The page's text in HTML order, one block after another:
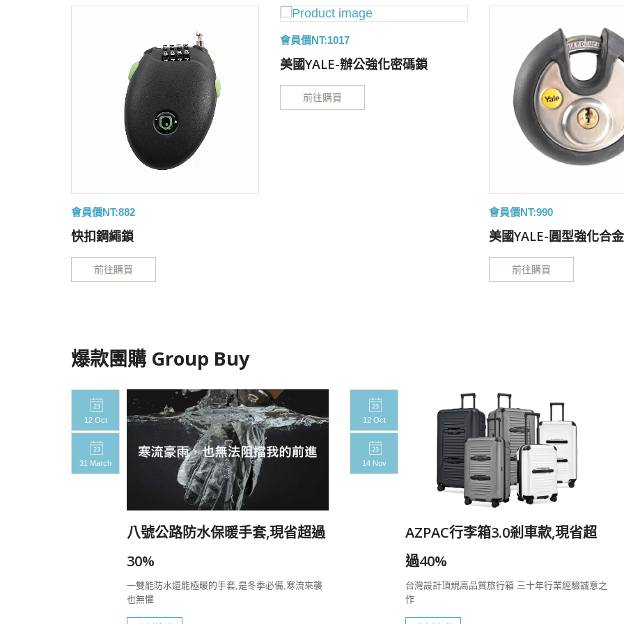
會員價NT:882
快扣鋼繩鎖
前往購買
會員價NT:1017
美國YALE-辦公強化密碼鎖
前往購買
會員價NT:990
美國YALE-圓型強化合
前往購買
爆款團購 Group Buy
12 Oct
31 March
八號公路防水保暖手套,現省超過
30%
一雙能防水還能極暖的手套,是冬季必備,寒流來襲
也無懼
12 Oct
14 Nov
AZPAC行李箱3.0剎車款,現省超
過40%
台灣設計頂規高品質旅行箱 三十年行業經驗誠意之
作